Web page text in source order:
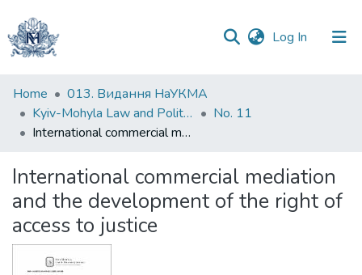
Log In (current)
Communities
&
Collections
Statistics
Home
013. Видання НаУКМА
Kyiv-Mohyla Law and Politics Journal
No. 11
International commercial mediation and the development of the right of access to justice
International commercial mediation
and the development of the right of
access to justice